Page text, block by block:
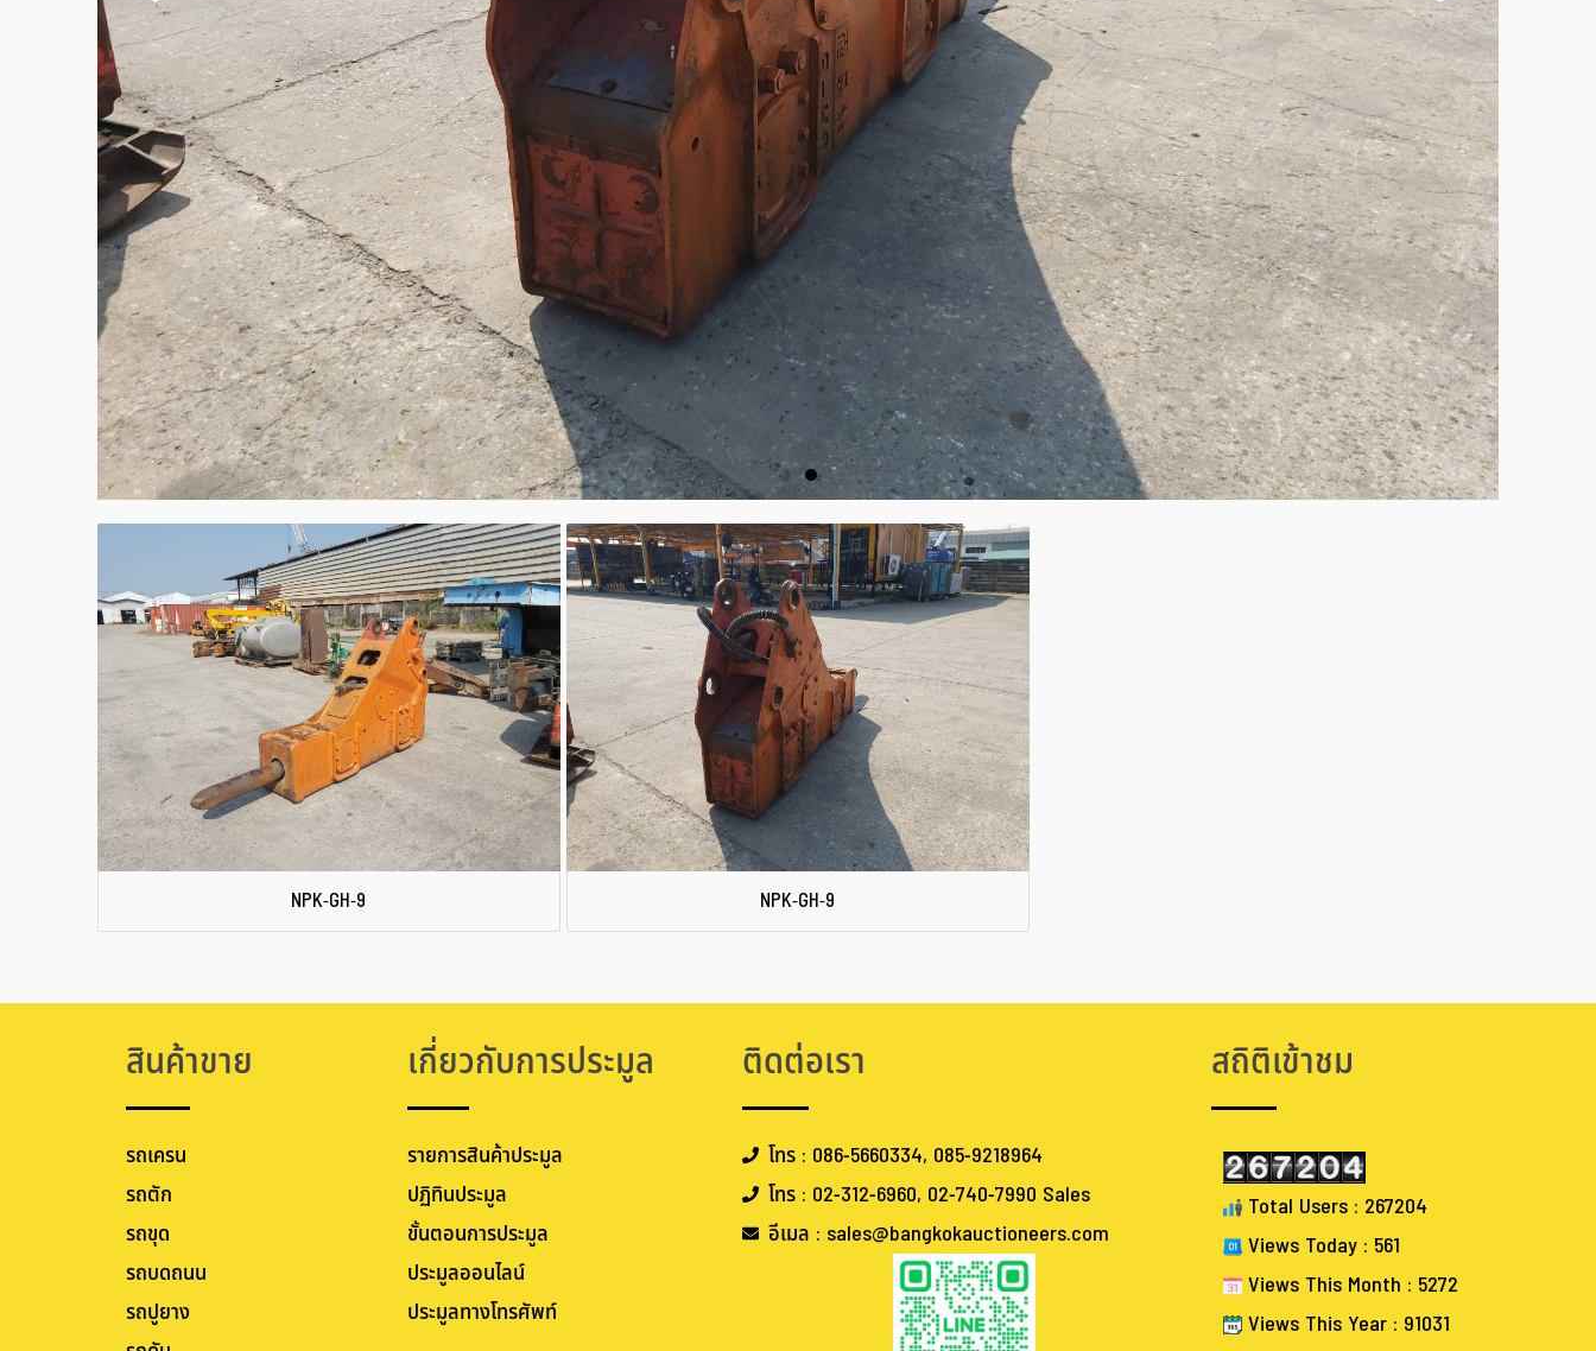
NPK-GH-9 NPK-GH-9
สินค้าขาย
รถเครน
รถตัก
รถขุด
รถบดถนน
รถปูยาง
เกี่ยวกับการประมูล
รายการสินค้าประมูล
ปฏิทินประมูล
ขั้นตอนการประมูล
ประมูลออนไลน์
ประมูลทางโทรศัพท์
ติดต่อเรา
โทร : 086-5660334, 085-9218964
โทร : 02-312-6960, 02-740-7990 Sales
อีเมล : sales@bangkokauctioneers.com
สถิติเข้าชม
Total Users : 267204
Views Today : 561
Views This Month : 5272
Views This Year : 91031